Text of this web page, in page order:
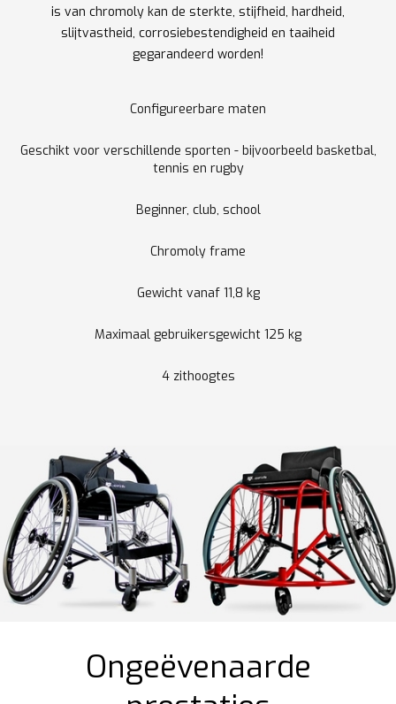
is van chromoly kan de sterkte, stijfheid, hardheid,
slijtvastheid, corrosiebestendigheid en taaiheid
gegarandeerd worden!
Configureerbare maten
Geschikt voor verschillende sporten - bijvoorbeeld basketbal,
tennis en rugby
Beginner, club, school
Chromoly frame
Gewicht vanaf 11,8 kg
Maximaal gebruikersgewicht 125 kg
4 zithoogtes
Ongeëvenaarde